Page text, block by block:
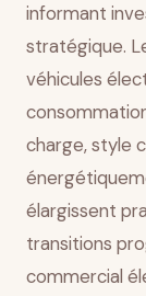
informant
stratégique.
véhicules
charge, style
élargissent
transitions
commercial